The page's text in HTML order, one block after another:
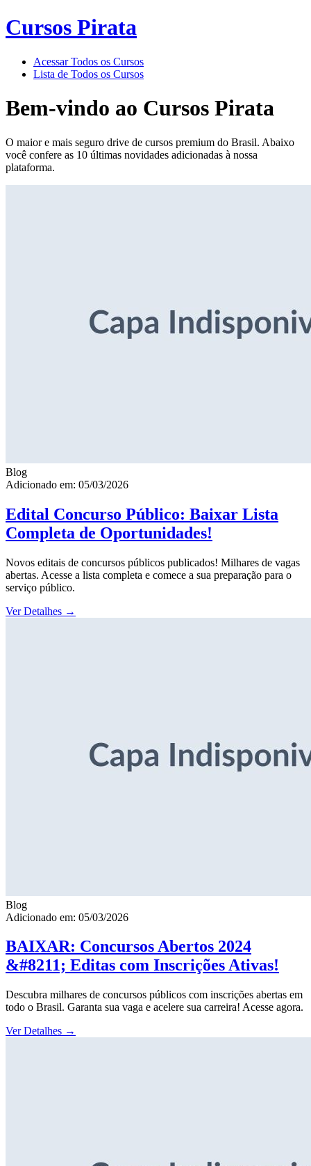
Cursos Pirata
Acessar Todos os Cursos
Lista de Todos os Cursos
Bem-vindo ao Cursos Pirata
O maior e mais seguro drive de cursos premium do Brasil. Abaixo
você confere as 10 últimas novidades adicionadas à nossa
plataforma.
Blog
Adicionado em: 05/03/2026
Edital Concurso Público: Baixar Lista
Completa de Oportunidades!
Novos editais de concursos públicos publicados! Milhares de vagas
abertas. Acesse a lista completa e comece a sua preparação para o
serviço público.
Ver Detalhes →
Blog
Adicionado em: 05/03/2026
BAIXAR: Concursos Abertos 2024
&#8211; Editas com Inscrições Ativas!
Descubra milhares de concursos públicos com inscrições abertas em
todo o Brasil. Garanta sua vaga e acelere sua carreira! Acesse agora.
Ver Detalhes →